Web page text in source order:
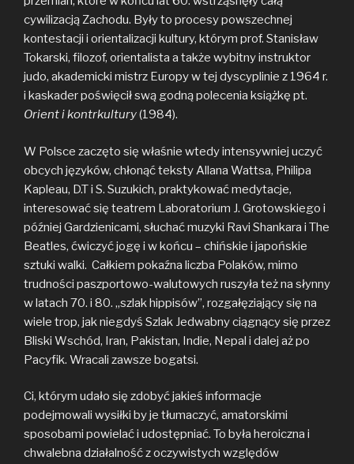
cywilizacją Zachodu. Były to procesy powszechnej
kontestacji i orientalizacji kultury, którym prof. Stanisław
Tokarski, filozof, orientalista a także wybitny instruktor
judo, akademicki mistrz Europy w tej dyscyplinie z 1964 r.
i kaskader poświęcił swą godną polecenia książkę pt.
Orient i kontrkultury(1984).
W Polsce zaczęto się właśnie wtedy intensywniej uczyć
obcych języków, chłonąć teksty Allana Wattsa, Philipa
Kapleau, D.T i S. Suzukich, praktykować medytacje,
interesować się teatrem Laboratorium J. Grotowskiego i
później Gardzienicami, słuchać muzyki Ravi Shankara i The
Beatles, ćwiczyć jogę i w końcu – chińskie i japońskie
sztuki walki. Całkiem pokaźna liczba Polaków, mimo
trudności paszportowo-walutowych ruszyła też na słynny
w latach 70. i 80. „szlak hippisów”, rozgałęziający się na
wiele trop, jak niegdyś Szlak Jedwabny ciągnący się przez
Bliski Wschód, Iran, Pakistan, Indie, Nepal i dalej aż po
Pacyfik. Wracali zawsze bogatsi.
Ci, którym udało się zdobyć jakieś informacje
podejmowali wysiłki by je tłumaczyć, amatorskimi
sposobami powielać i udostępniać. To była heroiczna i
chwalebna działalność z oczywistych względów